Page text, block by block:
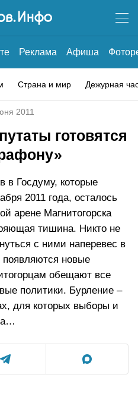
Реклама Афиша
Страна и мир Дежурная
2011
готовятся
в Госдуму, которые
2011 года, осталось
арене Магнитогорска
тишина. Никто не
с ними наперевес в
появляются новые
обещают все
политики. Бурление –
для которых выборы и